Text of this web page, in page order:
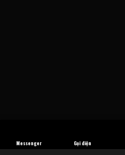
Gọi điện
Messenger